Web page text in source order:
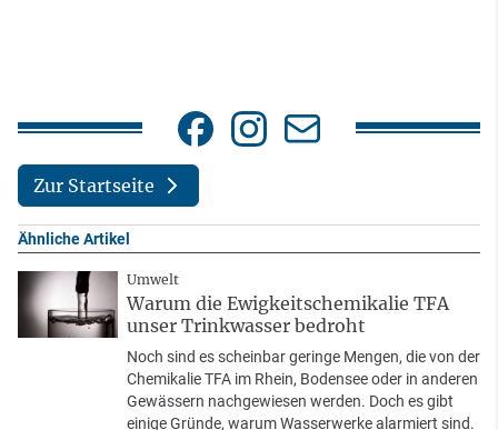
Zur Startseite
Ähnliche Artikel
Umwelt
Warum die Ewigkeitschemikalie TFA
unser Trinkwasser bedroht
Noch sind es scheinbar geringe Mengen, die von der
Chemikalie TFA im Rhein, Bodensee oder in anderen
Gewässern nachgewiesen werden. Doch es gibt
einige Gründe, warum Wasserwerke alarmiert sind.